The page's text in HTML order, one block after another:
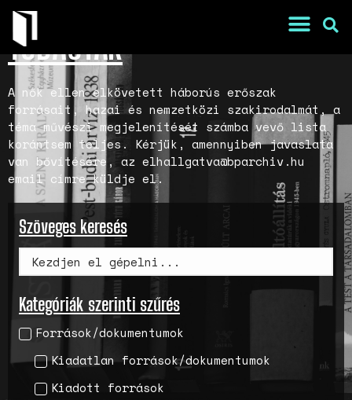
War Is a Male Game
Rape Survivors Tell Their
Stories
TUDÁSTÁR
A nők ellen elkövetett háborús erőszak
forrásait, hazai és nemzetközi szakirodalmát, a
téma művészi megjelenítését számba vevő lista
korántsem teljes. Kérjük, amennyiben javaslata
van bővítésére, az elhallgatva@bparchiv.hu
email címre küldje el.
Szöveges keresés
Kategóriák szerinti szűrés
Források/dokumentumok
Kiadatlan források/dokumentumok
Kiadott források